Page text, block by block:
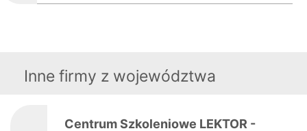
Inne firmy z województwa
Centrum Szkoleniowe LEKTOR -